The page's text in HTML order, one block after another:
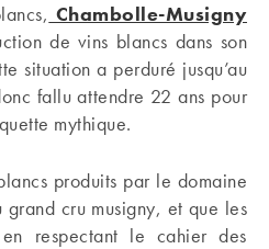
Chambolle-Musigny
de vins blancs dans son
situation a perduré jusqu’au
fallu attendre 22 ans pour
mythique.
produits par le domaine
cru musigny, et que les
respectant le cahier des